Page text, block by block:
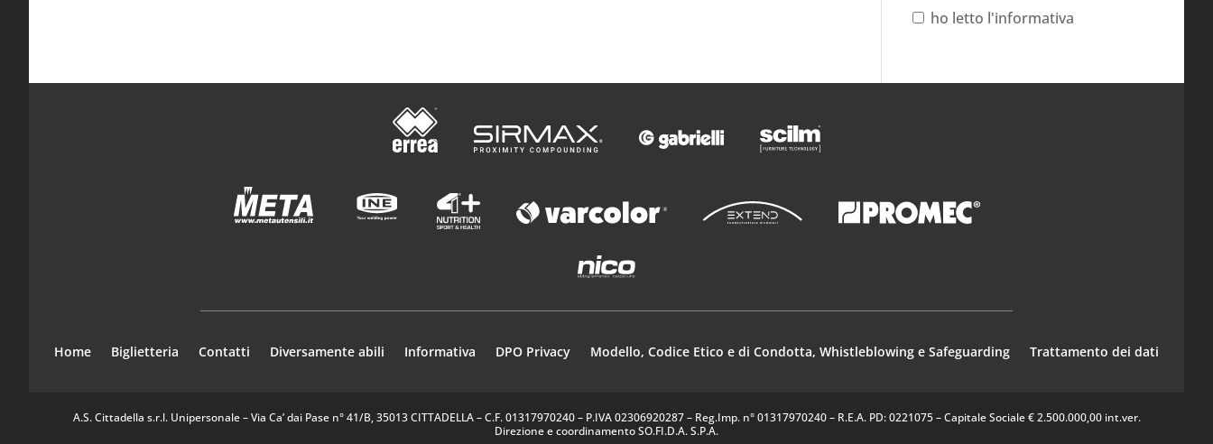
ho letto l'informativa
Home Biglietteria Contatti Diversamente abili Informativa DPO Privacy Modello, Codice Etico e di Condotta, Whistleblowing e Safeguarding Trattamento dei dati
A.S. Cittadella s.r.l. Unipersonale – Via Ca’ dai Pase n° 41/B, 35013 CITTADELLA – C.F. 01317970240 – P.IVA 02306920287 – Reg.Imp. n° 01317970240 – R.E.A. PD: 0221075 – Capitale Sociale € 2.500.000,00 int.ver.
Direzione e coordinamento SO.FI.D.A. S.P.A.